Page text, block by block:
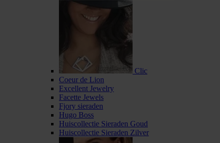
Clic
Coeur de Lion
Excellent Jewelry
Facette Jewels
Fjory sieraden
Hugo Boss
Huiscollectie Sieraden Goud
Huiscollectie Sieraden Zilver